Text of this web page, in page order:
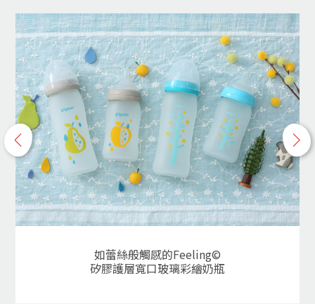
如蕾絲般觸感的Feeling©
矽膠護層寬口玻璃彩繪奶瓶
p
r
e
v
n
e
x
t